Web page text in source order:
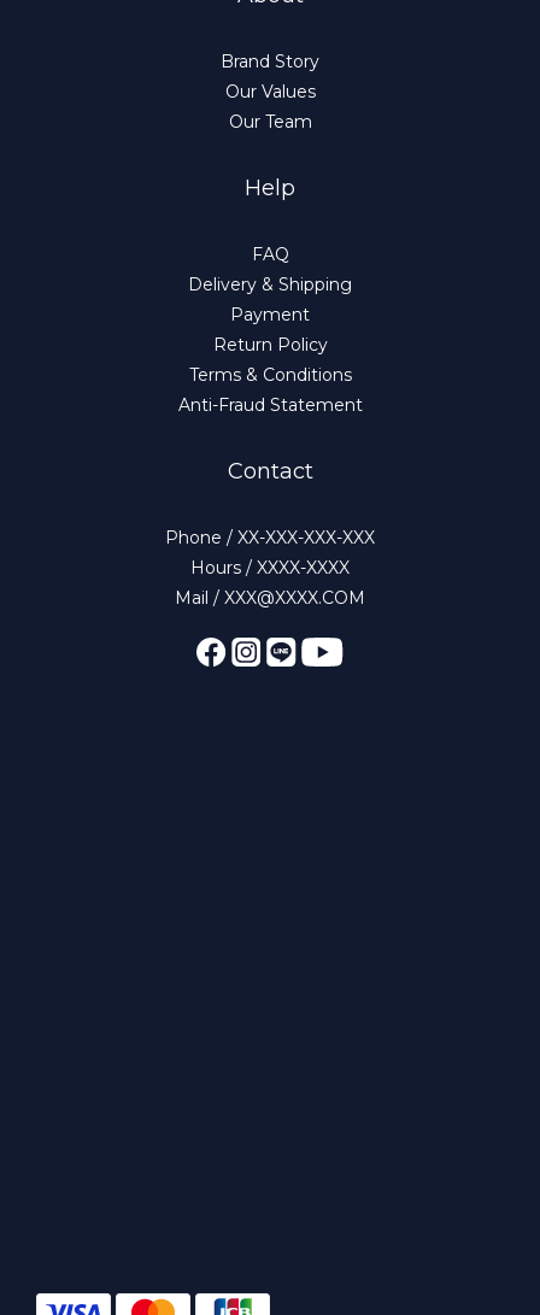
Brand Story
Our Values
Our Team
Help
FAQ
Delivery & Shipping
Payment
Return Policy
Terms & Conditions
Anti-Fraud Statement
Contact
Phone / XX-XXX-XXX-XXX
Hours / XXXX-XXXX
Mail / XXX@XXXX.COM